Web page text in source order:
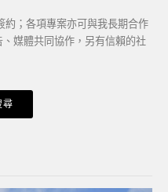
；各項專案亦可與我長期合作
媒體共同協作，另有信賴的社